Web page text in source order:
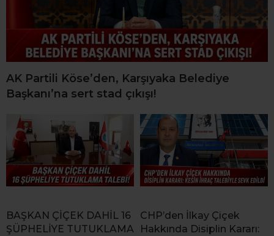
AK Partili Köse’den, Karşıyaka Belediye
Başkanı’na sert stad çıkışı!
BAŞKAN ÇİÇEK DAHİL 16
ŞÜPHELİYE TUTUKLAMA
CHP’den İlkay Çiçek
Hakkında Disiplin Kararı: